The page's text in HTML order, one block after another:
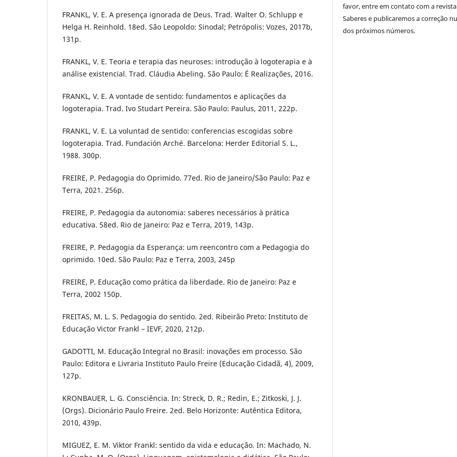
FRANKL, V. E. A presença ignorada de Deus. Trad. Walter O. Schlupp e
Helga H. Reinhold. 18ed. São Leopoldo: Sinodal; Petrópolis: Vozes, 2017b,
131p.
FRANKL, V. E. Teoria e terapia das neuroses: introdução à logoterapia e à
análise existencial. Trad. Cláudia Abeling. São Paulo: É Realizações, 2016.
FRANKL, V. E. A vontade de sentido: fundamentos e aplicações da
logoterapia. Trad. Ivo Studart Pereira. São Paulo: Paulus, 2011, 222p.
FRANKL, V. E. La voluntad de sentido: conferencias escogidas sobre
logoterapia. Trad. Fundación Arché. Barcelona: Herder Editorial S. L.,
1988. 300p.
FREIRE, P. Pedagogia do Oprimido. 77ed. Rio de Janeiro/São Paulo: Paz e
Terra, 2021. 256p.
FREIRE, P. Pedagogia da autonomia: saberes necessários à prática
educativa. 58ed. Rio de Janeiro: Paz e Terra, 2019, 143p.
FREIRE, P. Pedagogia da Esperança: um reencontro com a Pedagogia do
oprimido. 10ed. São Paulo: Paz e Terra, 2003, 245p
FREIRE, P. Educação como prática da liberdade. Rio de Janeiro: Paz e
Terra, 2002 150p.
FREITAS, M. L. S. Pedagogia do sentido. 2ed. Ribeirão Preto: Instituto de
Educação Victor Frankl – IEVF, 2020, 212p.
GADOTTI, M. Educação Integral no Brasil: inovações em processo. São
Paulo: Editora e Livraria Instituto Paulo Freire (Educação Cidadã, 4), 2009,
127p.
KRONBAUER, L. G. Consciência. In: Streck, D. R.; Redin, E.; Zitkoski, J. J.
(Orgs). Dicionário Paulo Freire. 2ed. Belo Horizonte: Autêntica Editora,
2010, 439p.
MIGUEZ, E. M. Viktor Frankl: sentido da vida e educação. In: Machado, N.
favor, entre em contato com a revista
Saberes e publicaremos a correção
dos próximos números.